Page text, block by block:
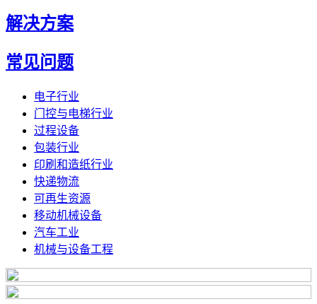
解决方案
常见问题
电子行业
门控与电梯行业
过程设备
包装行业
印刷和造纸行业
快递物流
可再生资源
移动机械设备
汽车工业
机械与设备工程